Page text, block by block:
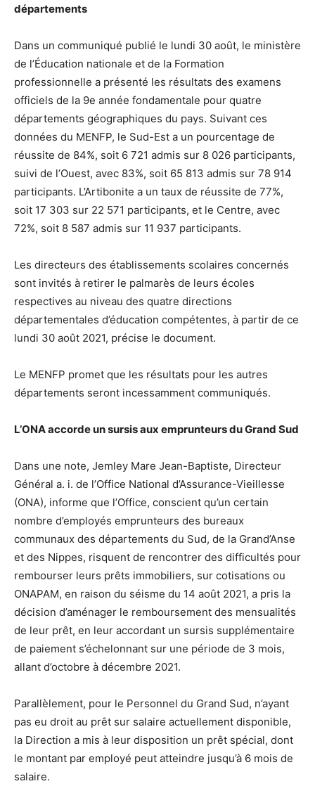
départements
Dans un communiqué publié le lundi 30 août, le ministère
de l’Éducation nationale et de la Formation
professionnelle a présenté les résultats des examens
officiels de la 9e année fondamentale pour quatre
départements géographiques du pays. Suivant ces
données du MENFP, le Sud-Est a un pourcentage de
réussite de 84%, soit 6 721 admis sur 8 026 participants,
suivi de l’Ouest, avec 83%, soit 65 813 admis sur 78 914
participants. L’Artibonite a un taux de réussite de 77%,
soit 17 303 sur 22 571 participants, et le Centre, avec
72%, soit 8 587 admis sur 11 937 participants.
Les directeurs des établissements scolaires concernés
sont invités à retirer le palmarès de leurs écoles
respectives au niveau des quatre directions
départementales d’éducation compétentes, à partir de ce
lundi 30 août 2021, précise le document.
Le MENFP promet que les résultats pour les autres
départements seront incessamment communiqués.
L’ONA accorde un sursis aux emprunteurs du Grand Sud
Dans une note, Jemley Mare Jean-Baptiste, Directeur
Général a. i. de l’Office National d’Assurance-Vieillesse
(ONA), informe que l’Office, conscient qu’un certain
nombre d’employés emprunteurs des bureaux
communaux des départements du Sud, de la Grand’Anse
et des Nippes, risquent de rencontrer des difficultés pour
rembourser leurs prêts immobiliers, sur cotisations ou
ONAPAM, en raison du séisme du 14 août 2021, a pris la
décision d’aménager le remboursement des mensualités
de leur prêt, en leur accordant un sursis supplémentaire
de paiement s’échelonnant sur une période de 3 mois,
allant d’octobre à décembre 2021.
Parallèlement, pour le Personnel du Grand Sud, n’ayant
pas eu droit au prêt sur salaire actuellement disponible,
la Direction a mis à leur disposition un prêt spécial, dont
le montant par employé peut atteindre jusqu’à 6 mois de
salaire.